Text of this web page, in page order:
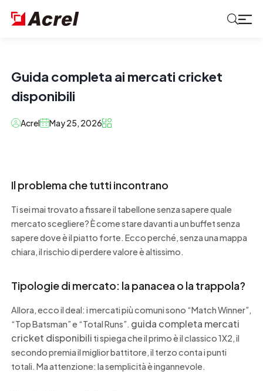
Guida completa ai mercati cricket
disponibili
Acrel May 25, 2026
Il problema che tutti incontrano
Ti sei mai trovato a fissare il tabellone senza sapere quale
mercato scegliere? È come stare davanti a un buffet senza
sapere dove è il piatto forte. Ecco perché, senza una mappa
chiara, il rischio di perdere valore è altissimo.
Tipologie di mercato: la panacea o la trappola?
Allora, ecco il deal: i mercati più comuni sono “Match Winner”,
“Top Batsman” e “Total Runs”. guida completa mercati
cricket disponibili ti spiega che il primo è il classico 1X2, il
secondo premia il miglior battitore, il terzo conta i punti
totali. Ma attenzione: la semplicità è ingannevole.